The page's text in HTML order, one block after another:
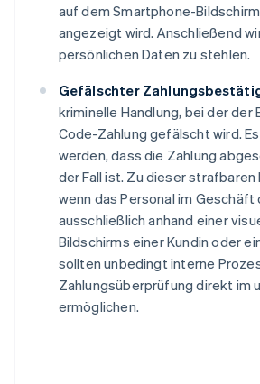
auf dem Smartphone-
angezeigt wird. Anschließend
persönlichen Daten zu stehlen.
Gefälschter
kriminelle Handlung, bei der
Code-Zahlung gefälscht wird.
werden, dass die Zahlung
der Fall ist. Zu dieser
wenn das Personal im
ausschließlich anhand einer
Bildschirms einer Kundin oder
sollten unbedingt interne
Zahlungsüberprüfung direkt im
ermöglichen.